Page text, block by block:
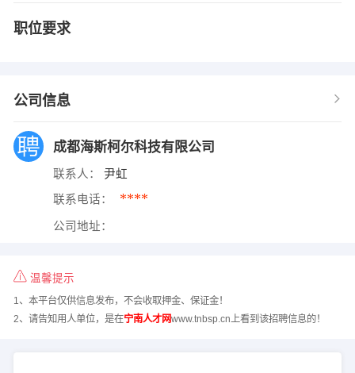
职位要求
公司信息
成都海斯柯尔科技有限公司
联系人： 尹虹
联系电话： ****
公司地址：
温馨提示
1、本平台仅供信息发布，不会收取押金、保证金！
2、请告知用人单位，是在宁南人才网www.tnbsp.cn上看到该招聘信息的！